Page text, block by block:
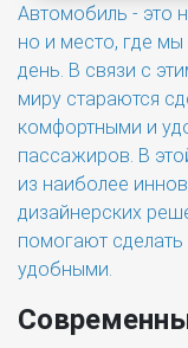
Автомобиль - это
но и место, где
день. В связи с
миру стараются
комфортными и
пассажиров. В
из наиболее
дизайнерских
помогают
удобными.